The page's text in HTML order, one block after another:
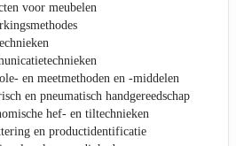
voor meubelen
en meetmethoden en -middelen
en pneumatisch handgereedschap
hef- en tiltechnieken
en productidentificatie